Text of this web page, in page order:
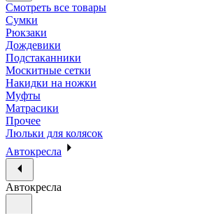
Смотреть все товары
Сумки
Рюкзаки
Дождевики
Подстаканники
Москитные сетки
Накидки на ножки
Муфты
Матрасики
Прочее
Люльки для колясок
Автокресла
Автокресла